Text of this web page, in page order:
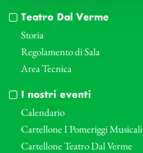
Teatro Dal Verme
Storia
Regolamento di Sala
Area Tecnica
I nostri eventi
Calendario
Cartellone I Pomeriggi Musicali
Cartellone Teatro Dal Verme